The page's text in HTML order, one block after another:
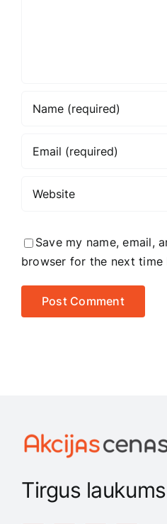
Save my name, email,
browser for the next time
Tirgus